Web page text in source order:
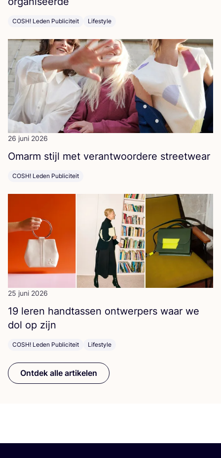
COSH! Leden Publiciteit Lifestyle
26 juni 2026
Omarm stijl met ver­ant­woor­de­re streetwear
COSH! Leden Publiciteit
25 juni 2026
19 leren hand­tas­sen ont­wer­pers waar we
dol op zijn
COSH! Leden Publiciteit Lifestyle
Ontdek alle artikelen